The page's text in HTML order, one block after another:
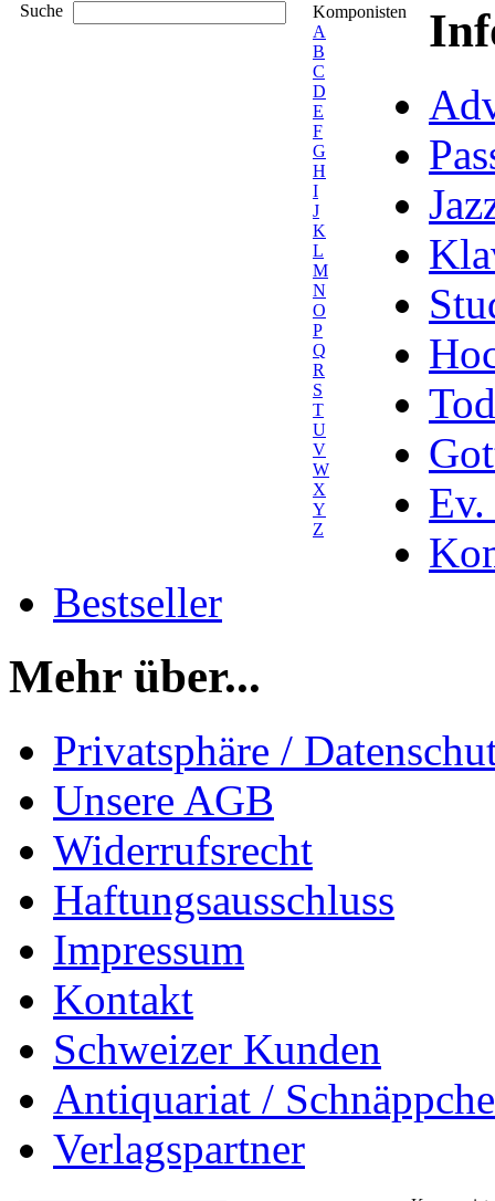
Suche
Komponisten
A
B
C
D
E
F
G
H
I
J
K
L
M
N
O
P
Q
R
S
T
U
V
W
X
Y
Z
Ev.
Bestseller
Mehr über...
Privatsphäre /
Unsere AGB
Widerrufsrecht
Haftungsausschluss
Impressum
Kontakt
Schweizer Kunden
Antiquariat /
Verlagspartner